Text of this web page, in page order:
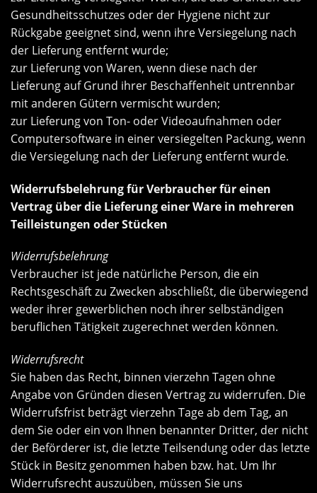
Gesundheitsschutzes oder der Hygiene nicht zur
Rückgabe geeignet sind, wenn ihre Versiegelung nach
der Lieferung entfernt wurde;
zur Lieferung von Waren, wenn diese nach der
Lieferung auf Grund ihrer Beschaffenheit untrennbar
mit anderen Gütern vermischt wurden;
zur Lieferung von Ton- oder Videoaufnahmen oder
Computersoftware in einer versiegelten Packung, wenn
die Versiegelung nach der Lieferung entfernt wurde.
Widerrufsbelehrung für Verbraucher für einen
Vertrag über die Lieferung einer Ware in mehreren
Teilleistungen oder Stücken
Widerrufsbelehrung
Verbraucher ist jede natürliche Person, die ein
Rechtsgeschäft zu Zwecken abschließt, die überwiegend
weder ihrer gewerblichen noch ihrer selbständigen
beruflichen Tätigkeit zugerechnet werden können.
Widerrufsrecht
Sie haben das Recht, binnen vierzehn Tagen ohne
Angabe von Gründen diesen Vertrag zu widerrufen. Die
Widerrufsfrist beträgt vierzehn Tage ab dem Tag, an
dem Sie oder ein von Ihnen benannter Dritter, der nicht
der Beförderer ist, die letzte Teilsendung oder das letzte
Stück in Besitz genommen haben bzw. hat. Um Ihr
Widerrufsrecht auszuüben, müssen Sie uns